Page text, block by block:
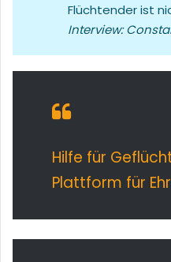
Flüchtender ist
Interview:
Hilfe für
Plattform für